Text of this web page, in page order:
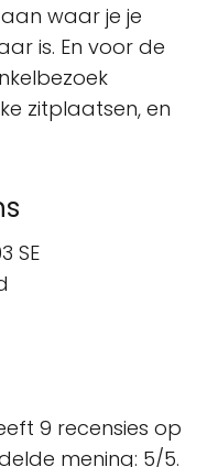
waar je je
is. En voor de
zitplaatsen, en
SE
9 recensies op
mening: 5/5.